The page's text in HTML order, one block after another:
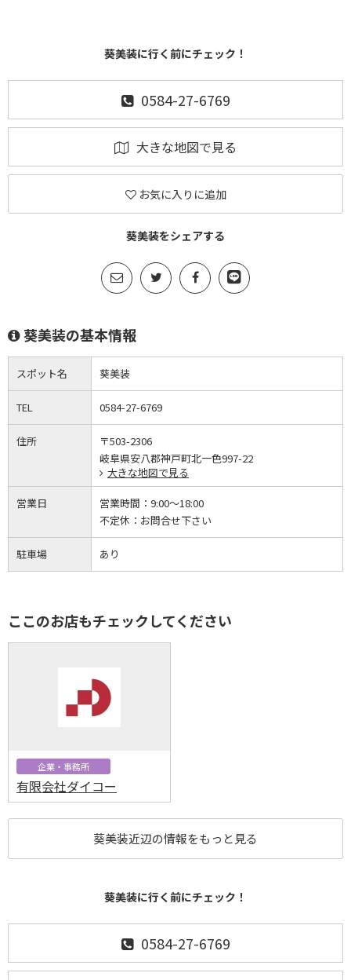
葵美装に行く前にチェック！
0584-27-6769
大きな地図で見る
お気に入りに追加
葵美装をシェアする
葵美装の基本情報
スポット名 葵美装
TEL 0584-27-6769
住所
〒503-2306
岐阜県安八郡神戸町北一色997-22
大きな地図で見る
営業日 営業時間： 9:00～18:00
不定休： お問合せ下さい
駐車場 あり
ここのお店もチェックしてください
企業・事務所
有限会社ダイコー
葵美装近辺の情報をもっと見る
葵美装に行く前にチェック！
0584-27-6769